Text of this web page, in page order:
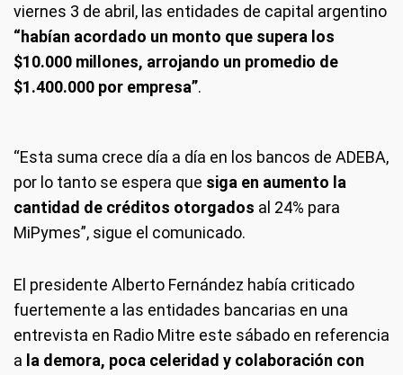
viernes 3 de abril, las entidades de capital argentino
“habían acordado un monto que supera los
$10.000 millones, arrojando un promedio de
$1.400.000 por empresa”.
“Esta suma crece día a día en los bancos de ADEBA,
por lo tanto se espera que siga en aumento la
cantidad de créditos otorgados al 24% para
MiPymes”, sigue el comunicado.
El presidente Alberto Fernández había criticado
fuertemente a las entidades bancarias en una
entrevista en Radio Mitre este sábado en referencia
a la demora, poca celeridad y colaboración con